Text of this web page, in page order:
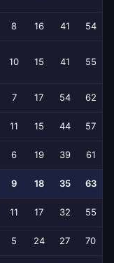
8 16 41 54
10 15 41 55
7 17 54 62
11 15 44 57
6 19 39 61
9 18 35 63
11 17 32 55
5 24 27 70